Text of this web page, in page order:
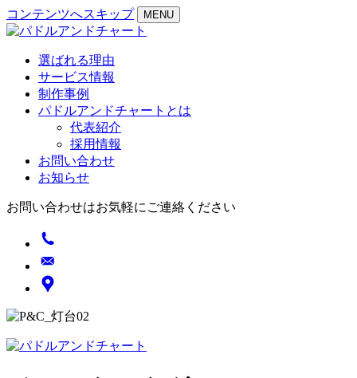
コンテンツへスキップ MENU
選ばれる理由
サービス情報
制作事例
パドルアンドチャートとは
代表紹介
採用情報
お問い合わせ
お知らせ
お問い合わせはお気軽にご連絡ください